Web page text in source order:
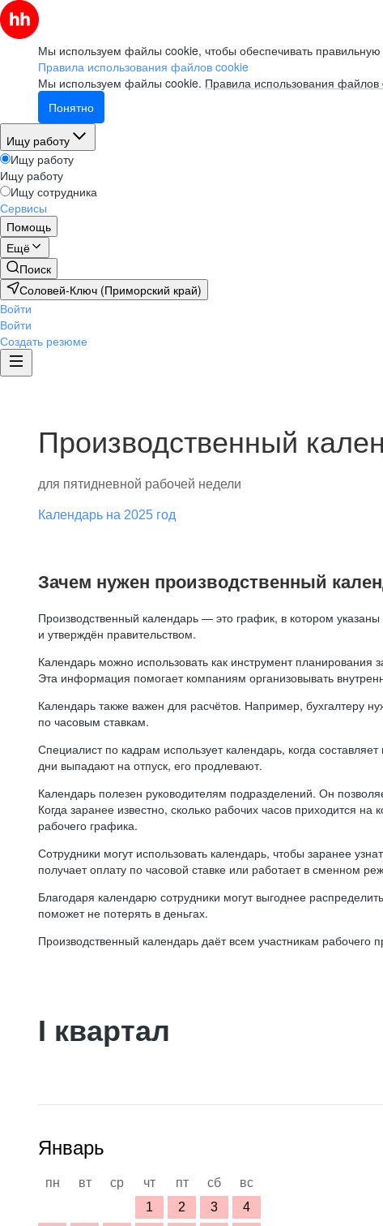
Мы используем файлы cookie, чтобы обеспечивать
Правила использования файлов cookie
Мы используем файлы cookie. Правила использования файлов
Понятно
Ищу работу
Ищу работу
Ищу работу
Ищу сотрудника
Сервисы
Помощь
Ещё
Поиск
Соловей-Ключ (Приморский край)
Войти
Войти
Создать резюме
Производственный
для пятидневной рабочей недели
Календарь на 2025 год
Зачем нужен производственный
Производственный календарь — это график, в котором
и утверждён правительством.
Календарь можно использовать как инструмент
Эта информация помогает компаниям организовывать
Календарь также важен для расчётов. Например, бухгалтеру
по часовым ставкам.
Специалист по кадрам использует календарь, когда
дни выпадают на отпуск, его продлевают.
Календарь полезен руководителям подразделений. Он
Когда заранее известно, сколько рабочих часов приходится
рабочего графика.
Сотрудники могут использовать календарь, чтобы заранее
получает оплату по часовой ставке или работает в сменном
Благодаря календарю сотрудники могут выгоднее
поможет не потерять в деньгах.
Производственный календарь даёт всем участникам
I квартал
Январь
пн вт ср чт пт сб
вс
1
2 3
4